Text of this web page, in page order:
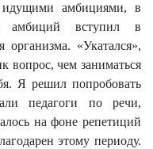
идущими амбициями, в
амбиций вступил в
организма. «Укатался»,
вопрос, чем заниматься
Я решил попробовать
педагоги по речи,
на фоне репетиций
этому периоду.